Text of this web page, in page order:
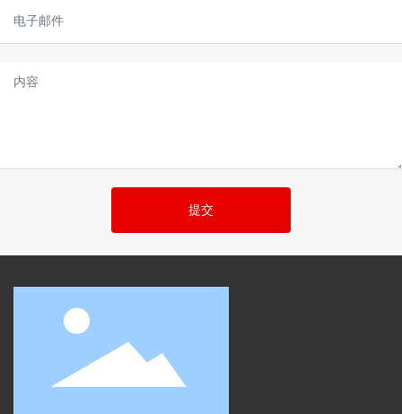
提交